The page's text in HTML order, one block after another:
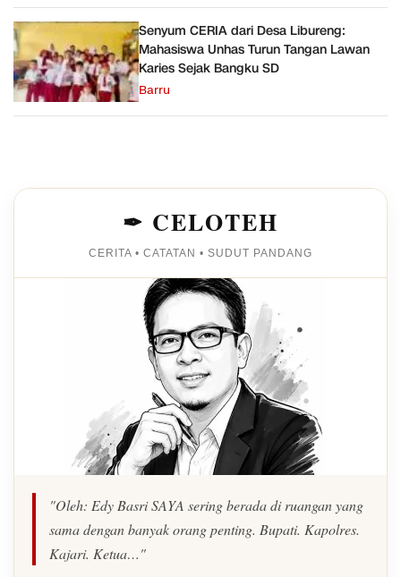
Senyum CERIA dari Desa Libureng:
Mahasiswa Unhas Turun Tangan Lawan
Karies Sejak Bangku SD
Barru
✒ CELOTEH
CERITA • CATATAN • SUDUT PANDANG
"Oleh: Edy Basri SAYA sering berada di ruangan yang
sama dengan banyak orang penting. Bupati. Kapolres.
Kajari. Ketua…"